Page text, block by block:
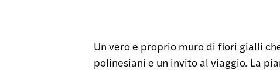
Un vero e proprio muro di fiori gialli
polinesiani e un invito al viaggio. La